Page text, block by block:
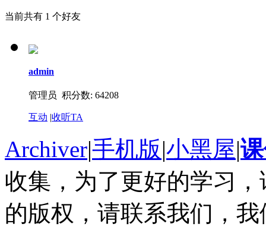
当前共有 1 个好友
admin
管理员 积分数: 64208
互动 |收听TA
Archiver|手机版|小黑屋|
收集，为了更好的学习
的版权，请联系我们，